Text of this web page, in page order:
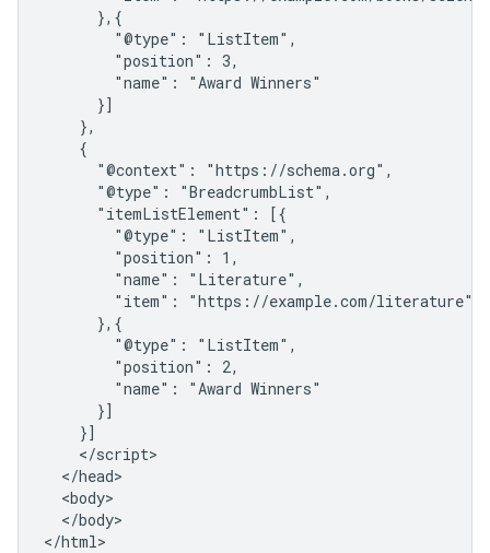
      },{
        "@type": "ListItem",
        "position": 3,
        "name": "Award Winners"
      }]
    },
    {
      "@context": "https://schema.org",
      "@type": "BreadcrumbList",
      "itemListElement": [{
        "@type": "ListItem",
        "position": 1,
        "name": "Literature",
        "item": "https://example.com/literature"
      },{
        "@type": "ListItem",
        "position": 2,
        "name": "Award Winners"
      }]
    }]
    </script>
  </head>
  <body>
  </body>
</html>